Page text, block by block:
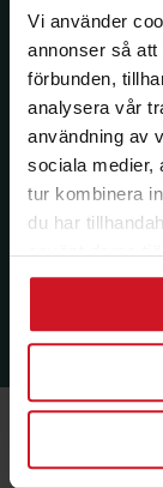
Vi använder
annonser så
förbunden,
analysera vår
användning av
sociala medier,
tur kombinera
du har
använt deras